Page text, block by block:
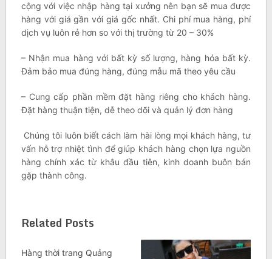
cộng với việc nhập hàng tại xưởng nên bạn sẽ mua được
hàng với giá gần với giá gốc nhất. Chi phí mua hàng, phí
dịch vụ luôn rẻ hơn so với thị trường từ 20 – 30%
– Nhận mua hàng với bất kỳ số lượng, hàng hóa bất kỳ.
Đảm bảo mua đúng hàng, đúng mẫu mã theo yêu cầu
– Cung cấp phần mềm đặt hàng riêng cho khách hàng.
Đặt hàng thuận tiện, dễ theo dõi và quản lý đơn hàng
Chúng tôi luôn biết cách làm hài lòng mọi khách hàng, tư
vấn hỗ trợ nhiệt tình để giúp khách hàng chọn lựa nguồn
hàng chính xác từ khâu đầu tiên, kinh doanh buôn bán
gặp thành công.
Related Posts
Hàng thời trang Quảng